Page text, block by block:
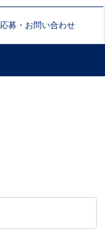
応募・お問い合わせ